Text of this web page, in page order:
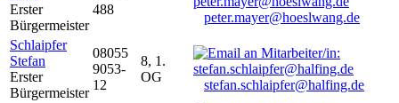
Erster
Bürgermeister
488
peter.mayer@hoeslwang.de
Schlaipfer
Stefan
Erster
Bürgermeister
08055
9053-
12
8, 1.
OG
stefan.schlaipfer@halfing.de